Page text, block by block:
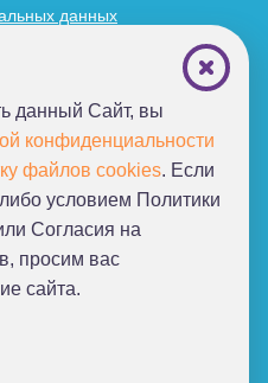
данных
проекта
мир!»
данный Сайт, вы
конфиденциальности
файлов cookies. Если
условием Политики
Согласия на
просим ваc
сайта.